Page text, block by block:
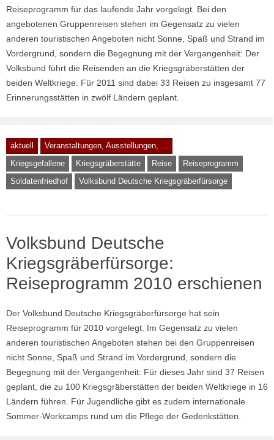
Reiseprogramm für das laufende Jahr vorgelegt. Bei den
angebotenen Gruppenreisen stehen im Gegensatz zu vielen
anderen touristischen Angeboten nicht Sonne, Spaß und Strand im
Vordergrund, sondern die Begegnung mit der Vergangenheit: Der
Volksbund führt die Reisenden an die Kriegsgräberstätten der
beiden Weltkriege. Für 2011 sind dabei 33 Reisen zu insgesamt 77
Erinnerungsstätten in zwölf Ländern geplant.
aktuell
Veranstaltungen, Ausstellungen, ...
Kriegsgefallene
Kriegsgräberstätte Reise
Reiseprogramm
Soldatenfriedhof
Volksbund Deutsche Kriegsgräberfürsorge
Volksbund Deutsche
Kriegsgräberfürsorge:
Reiseprogramm 2010 erschienen
Der Volksbund Deutsche Kriegsgräberfürsorge hat sein
Reiseprogramm für 2010 vorgelegt. Im Gegensatz zu vielen
anderen touristischen Angeboten stehen bei den Gruppenreisen
nicht Sonne, Spaß und Strand im Vordergrund, sondern die
Begegnung mit der Vergangenheit: Für dieses Jahr sind 37 Reisen
geplant, die zu 100 Kriegsgräberstätten der beiden Weltkriege in 16
Ländern führen. Für Jugendliche gibt es zudem internationale
Sommer-Workcamps rund um die Pflege der Gedenkstätten.